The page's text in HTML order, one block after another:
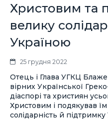
Христовим та
велику
Україною
25 грудня 2022
Отець і Глава УГКЦ
вірних Української
діаспорі та християн
Христовим і подякував
солідарність й